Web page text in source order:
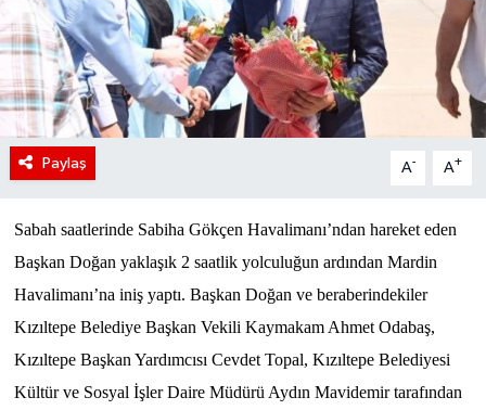
Paylaş A- A+
Sabah saatlerinde Sabiha Gökçen Havalimanı’ndan hareket eden
Başkan Doğan yaklaşık 2 saatlik yolculuğun ardından Mardin
Havalimanı’na iniş yaptı. Başkan Doğan ve beraberindekiler
Kızıltepe Belediye Başkan Vekili Kaymakam Ahmet Odabaş,
Kızıltepe Başkan Yardımcısı Cevdet Topal, Kızıltepe Belediyesi
Kültür ve Sosyal İşler Daire Müdürü Aydın Mavidemir tarafından